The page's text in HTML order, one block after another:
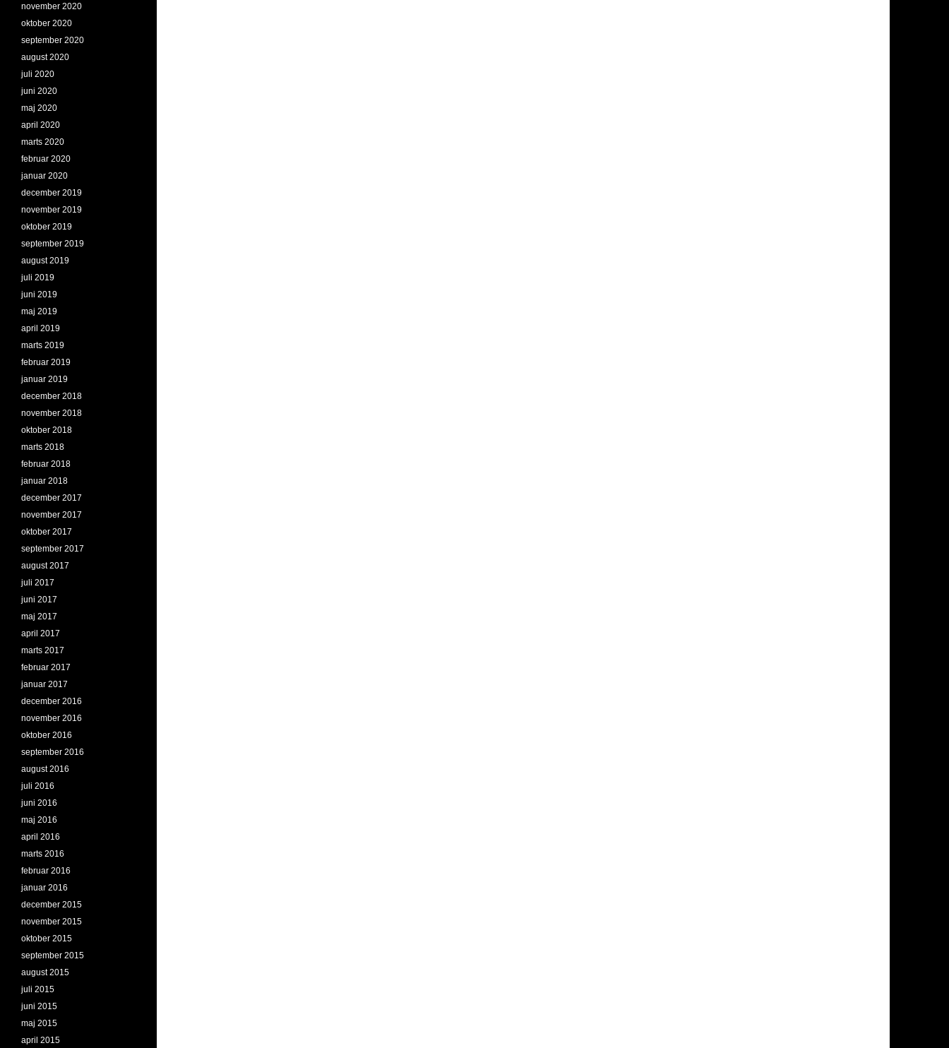
november 2020
oktober 2020
september 2020
august 2020
juli 2020
juni 2020
maj 2020
april 2020
marts 2020
februar 2020
januar 2020
december 2019
november 2019
oktober 2019
september 2019
august 2019
juli 2019
juni 2019
maj 2019
april 2019
marts 2019
februar 2019
januar 2019
december 2018
november 2018
oktober 2018
marts 2018
februar 2018
januar 2018
december 2017
november 2017
oktober 2017
september 2017
august 2017
juli 2017
juni 2017
maj 2017
april 2017
marts 2017
februar 2017
januar 2017
december 2016
november 2016
oktober 2016
september 2016
august 2016
juli 2016
juni 2016
maj 2016
april 2016
marts 2016
februar 2016
januar 2016
december 2015
november 2015
oktober 2015
september 2015
august 2015
juli 2015
juni 2015
maj 2015
april 2015